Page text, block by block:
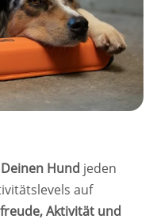
Hund jeden
auf
Aktivität und